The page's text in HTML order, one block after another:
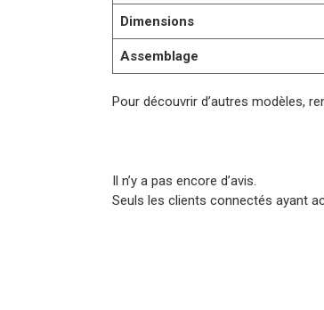
Dimensions
Assemblage
Pour découvrir d’autres modèles,
Il n’y a pas encore d’avis.
Seuls les clients connectés ayant